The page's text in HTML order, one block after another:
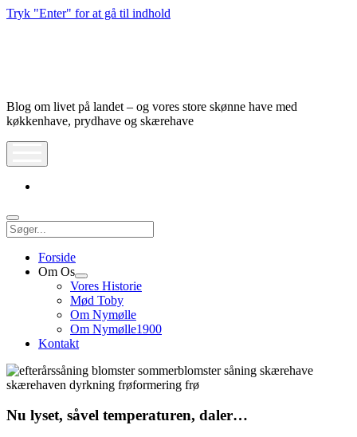
Tryk "Enter" for at gå til indhold
Blog om livet på landet – og vores store skønne have med
køkkenhave, prydhave og skærehave
Søg
Forside
Om Os
Åbn
dropdown
meny
Vores Historie
Mød Toby
Om Nymølle
Om Nymølle1900
Kontakt
Nu lyset, såvel temperaturen, daler…